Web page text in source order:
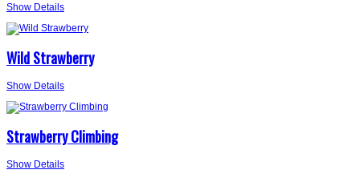
Show Details
Wild Strawberry
Show Details
Strawberry Climbing
Show Details